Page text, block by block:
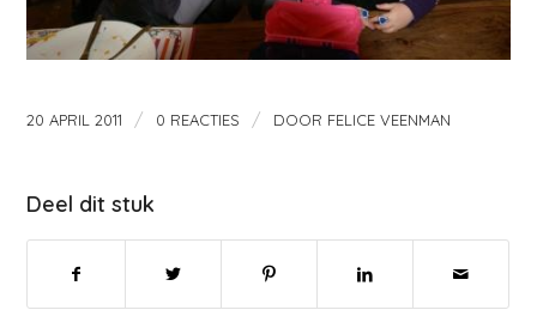
20 APRIL 2011 / 0 REACTIES / DOOR FELICE VEENMAN
Deel dit stuk